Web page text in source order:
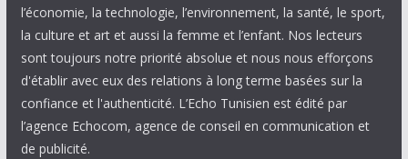
l’économie, la technologie, l’environnement, la santé, le sport,
la culture et art et aussi la femme et l’enfant. Nos lecteurs
sont toujours notre priorité absolue et nous nous efforçons
d'établir avec eux des relations à long terme basées sur la
confiance et l'authenticité. L’Echo Tunisien est édité par
l’agence Echocom, agence de conseil en communication et
de publicité.